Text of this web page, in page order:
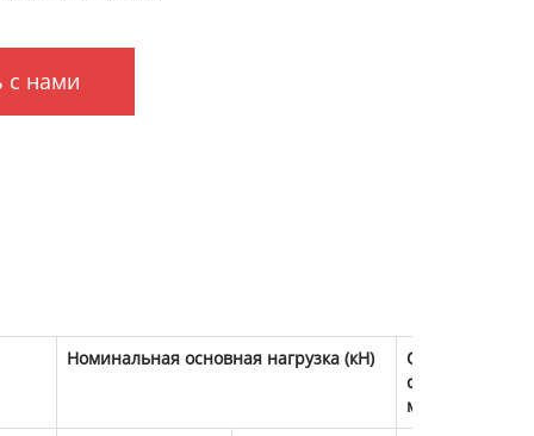
с нами
Номинальная основная нагрузка (кН)
Ограниченная
скорость (об/
мин)